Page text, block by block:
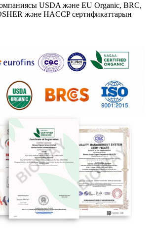
USDA және EU Organic, BRC,
және HACCP сертификаттарын